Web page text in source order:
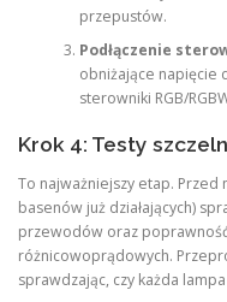
przepustów.
Podłączenie
obniżające napięcie
sterowniki RGB/
Krok 4: Testy
To najważniejszy etap. Przed
basenów już działających)
przewodów oraz
różnicowoprądowych.
sprawdzając, czy każda